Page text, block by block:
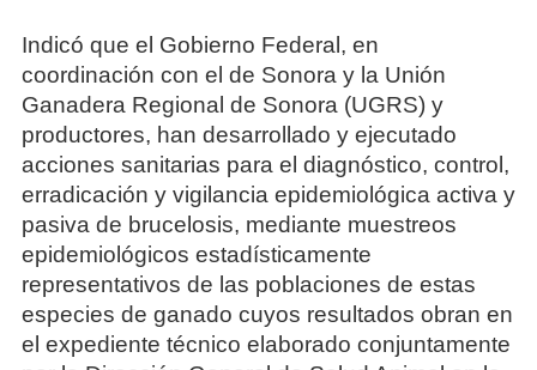
Indicó que el Gobierno Federal, en
coordinación con el de Sonora y la Unión
Ganadera Regional de Sonora (UGRS) y
productores, han desarrollado y ejecutado
acciones sanitarias para el diagnóstico, control,
erradicación y vigilancia epidemiológica activa y
pasiva de brucelosis, mediante muestreos
epidemiológicos estadísticamente
representativos de las poblaciones de estas
especies de ganado cuyos resultados obran en
el expediente técnico elaborado conjuntamente